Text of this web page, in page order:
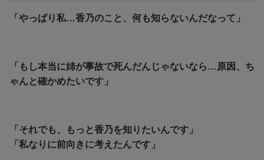
「やっぱり私…香乃のこと、何も知らないんだなって」
「もし本当に姉が事故で死んだんじゃないなら…原因、ち
ゃんと確かめたいです」
「それでも、もっと香乃を知りたいんです」
「私なりに前向きに考えたんです」